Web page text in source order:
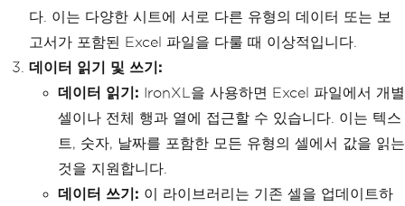
다. 이는 다양한 시트에 서로 다른 유형의 데이터 또는 보
고서가 포함된 Excel 파일을 다룰 때 이상적입니다.
데이터 읽기 및 쓰기:
데이터 읽기: IronXL을 사용하면 Excel 파일에서 개별
셀이나 전체 행과 열에 접근할 수 있습니다. 이는 텍스
트, 숫자, 날짜를 포함한 모든 유형의 셀에서 값을 읽는
것을 지원합니다.
데이터 쓰기: 이 라이브러리는 기존 셀을 업데이트하